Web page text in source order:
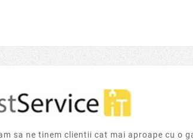
sa ne tinem clientii cat mai aproape cu o